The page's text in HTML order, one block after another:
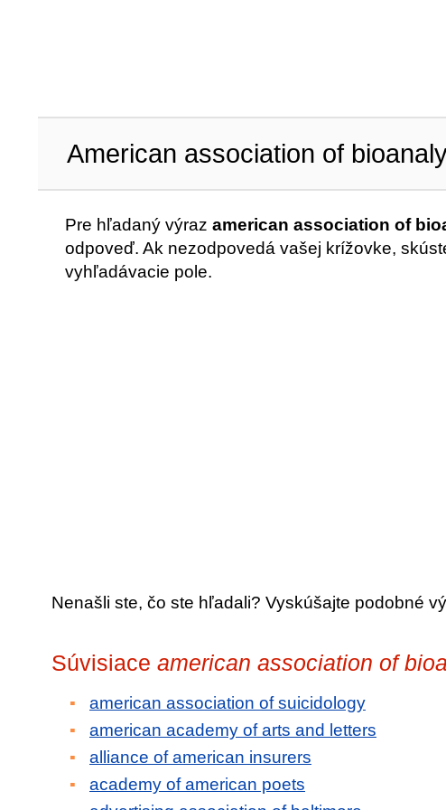
American association of
Pre hľadaný výraz american association of
odpoveď. Ak nezodpovedá vašej krížovke,
vyhľadávacie pole.
Nenašli ste, čo ste hľadali? Vyskúšajte podobné
Súvisiace american association of
american association of suicidology
american academy of arts and letters
alliance of american insurers
academy of american poets